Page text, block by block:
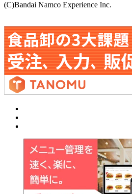
(C)Bandai Namco Experience Inc.